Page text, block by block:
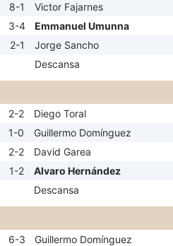
8-1
Victor Fajarnes
3-4
Emmanuel Umunna
2-1
Jorge Sancho
Descansa
2-2
Diego Toral
1-0
Guillermo Domínguez
2-2
David Garea
1-2
Alvaro Hernández
Descansa
6-3
Guillermo Domínguez